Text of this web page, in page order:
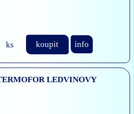
ks koupit info